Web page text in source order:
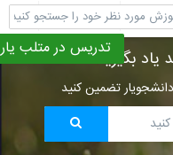
نام
پشتیبانی
تدریس در متلب یاربگیرید؟
تضمین کنید